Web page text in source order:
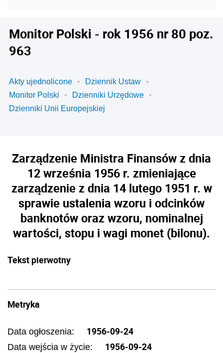
Monitor Polski - rok 1956 nr 80 poz.
963
Akty ujednolicone
Dziennik Ustaw
Monitor Polski
Dzienniki Urzędowe
Dzienniki Unii Europejskiej
Zarządzenie Ministra Finansów z dnia
12 września 1956 r. zmieniające
zarządzenie z dnia 14 lutego 1951 r. w
sprawie ustalenia wzoru i odcinków
banknotów oraz wzoru, nominalnej
wartości, stopu i wagi monet (bilonu).
Tekst pierwotny
Metryka
Data ogłoszenia: 1956-09-24
Data wejścia w życie: 1956-09-24